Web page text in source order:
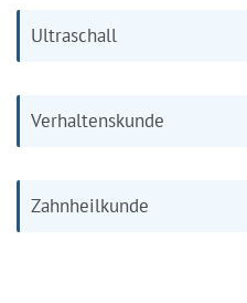
Ultraschall
Verhaltenskunde
Zahnheilkunde